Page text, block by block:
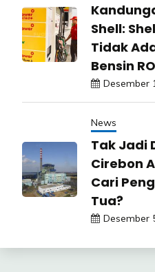
Shell:
Tidak
Bensin
Desember
News
Tak Jadi
Cirebon
Cari
Tua?
Desember